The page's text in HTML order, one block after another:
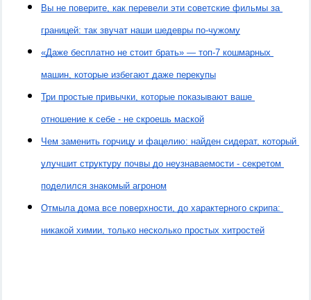
Вы не поверите, как перевели эти советские фильмы за
границей: так звучат наши шедевры по‑чужому
«Даже бесплатно не стоит брать» — топ‑7 кошмарных
машин, которые избегают даже перекупы
Три простые привычки, которые показывают ваше
отношение к себе - не скроешь маской
Чем заменить горчицу и фацелию: найден сидерат, который
улучшит структуру почвы до неузнаваемости - секретом
поделился знакомый агроном
Отмыла дома все поверхности, до характерного скрипа:
никакой химии, только несколько простых хитростей